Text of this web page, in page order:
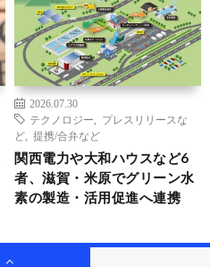
2026.07.30
テクノロジー
プレスリリースな
ど
提携/合弁など
関西電力や大和ハウスなど6
者、滋賀・米原でグリーン水
素の製造・活用促進へ連携